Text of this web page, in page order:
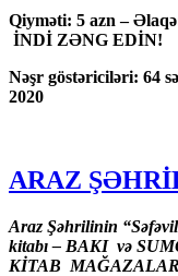
Qiyməti: 5 azn –
İNDİ ZƏNG EDİN!
Nəşr göstəriciləri: 64
2020
ARAZ
Araz Şəhrilinin
kitabı – BAKI və
KİTAB